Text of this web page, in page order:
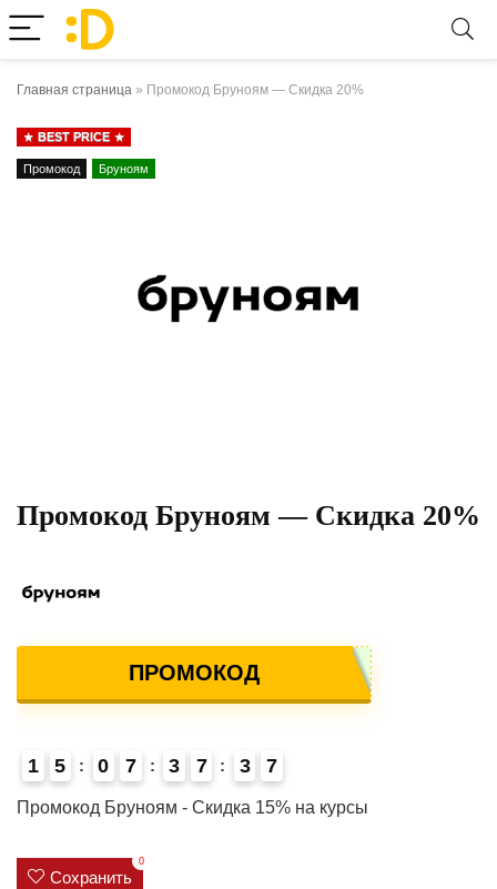
Главная страница » Промокод Бруноям — Скидка 20%
BEST PRICE
Промокод Бруноям
Промокод Бруноям — Скидка 20%
ПРОМОКОД
1
4
5 0 7 3 7 3 7
Промокод Бруноям - Скидка 15% на курсы
Сохранить
0